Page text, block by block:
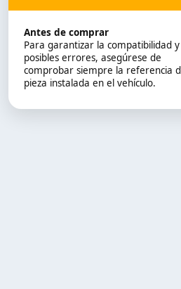
Antes de comprar
Para garantizar la compatibilidad
posibles errores, asegúrese de
comprobar siempre la referencia
pieza instalada en el vehículo.